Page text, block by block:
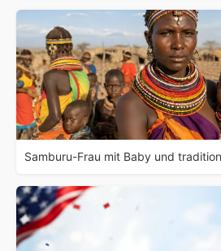
Samburu-Frau mit Baby und